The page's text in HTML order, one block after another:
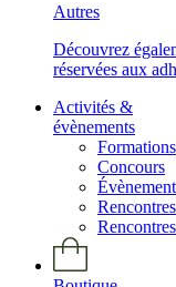
Autres
Découvrez
réservées aux
Activités &
évènements
Formations
Concours